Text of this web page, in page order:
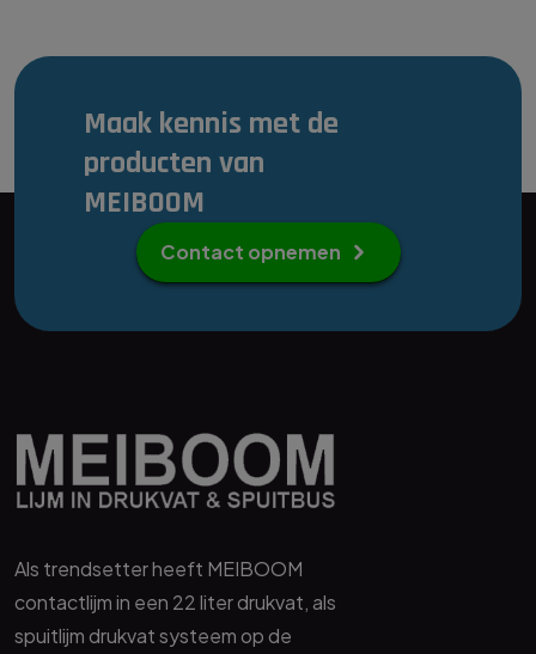
Maak kennis met de
producten van
MEIBOOM
Contact opnemen
Als trendsetter heeft MEIBOOM
contactlijm in een 22 liter drukvat, als
spuitlijm drukvat systeem op de